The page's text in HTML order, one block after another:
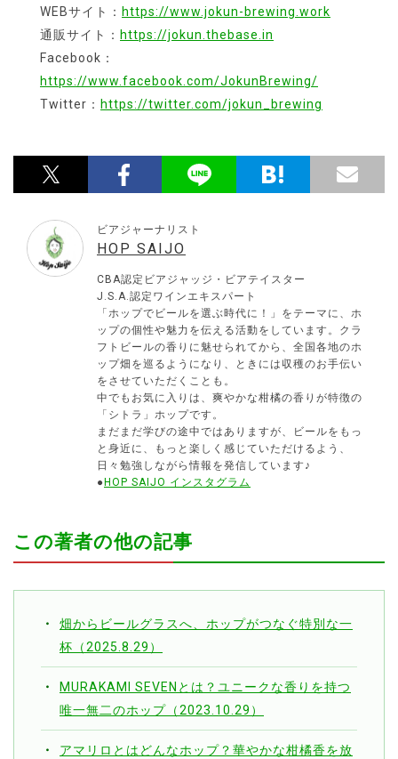
WEBサイト： https://www.jokun-brewing.work
通販サイト： https://jokun.thebase.in
Facebook：
https://www.facebook.com/JokunBrewing/
Twitter： https://twitter.com/jokun_brewing
ビアジャーナリスト
HOP SAIJO
CBA認定ビアジャッジ・ビアテイスター
J.S.A.認定ワインエキスパート
「ホップでビールを選ぶ時代に！」をテーマに、ホ
ップの個性や魅力を伝える活動をしています。クラ
フトビールの香りに魅せられてから、全国各地のホ
ップ畑を巡るようになり、ときには収穫のお手伝い
をさせていただくことも。
中でもお気に入りは、爽やかな柑橘の香りが特徴の
「シトラ」ホップです。
まだまだ学びの途中ではありますが、ビールをもっ
と身近に、もっと楽しく感じていただけるよう、
日々勉強しながら情報を発信しています♪
● HOP SAIJO インスタグラム
この著者の他の記事
畑からビールグラスへ、ホップがつなぐ特別な一
杯（2025.8.29）
MURAKAMI SEVENとは？ユニークな香りを持つ
唯一無二のホップ（2023.10.29）
アマリロとはどんなホップ？華やかな柑橘香を放